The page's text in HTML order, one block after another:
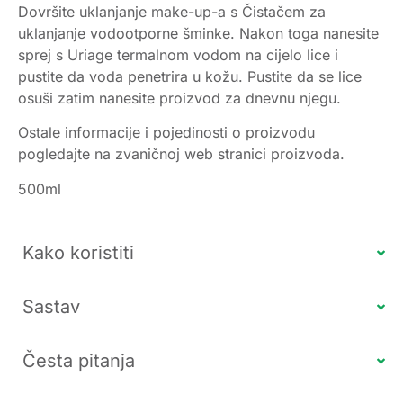
Dovršite uklanjanje make-up-a s Čistačem za
uklanjanje vodootporne šminke. Nakon toga nanesite
sprej s Uriage termalnom vodom na cijelo lice i
pustite da voda penetrira u kožu. Pustite da se lice
osuši zatim nanesite proizvod za dnevnu njegu.
Ostale informacije i pojedinosti o proizvodu
pogledajte na zvaničnoj web stranici proizvoda.
500ml
Kako koristiti
Sastav
Česta pitanja